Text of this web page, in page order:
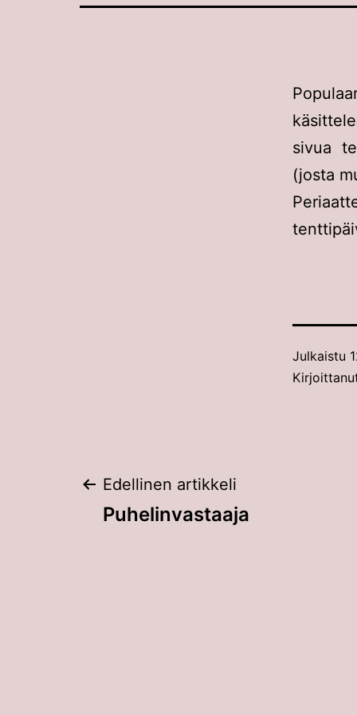
sivua
(josta
Julkaistu
Artikkelien
Edellinen artikkeli
Puhelinvastaaja